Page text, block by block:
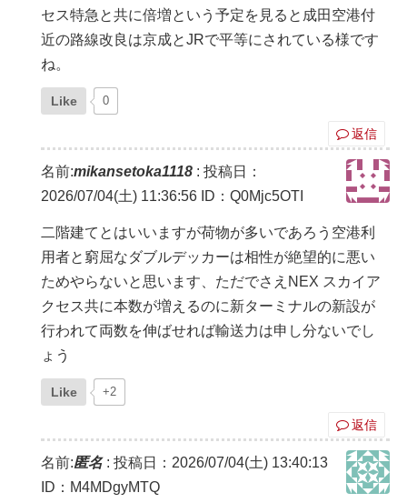
セス特急と共に倍増という予定を見ると成田空港付
近の路線改良は京成とJRで平等にされている様です
ね。
Like 0
返信
名前:mikansetoka1118 : 投稿日：
2026/07/04(土) 11:36:56 ID：Q0Mjc5OTI
二階建てとはいいますが荷物が多いであろう空港利
用者と窮屈なダブルデッカーは相性が絶望的に悪い
ためやらないと思います、ただでさえNEX スカイア
クセス共に本数が増えるのに新ターミナルの新設が
行われて両数を伸ばせれば輸送力は申し分ないでし
ょう
Like +2
返信
名前:匿名: 投稿日：2026/07/04(土) 13:40:13
ID：M4MDgyMTQ